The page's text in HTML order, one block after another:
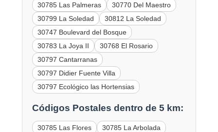
30785 Las Palmeras
30770 Del Maestro
30799 La Soledad
30812 La Soledad
30747 Boulevard del Bosque
30783 La Joya II
30768 El Rosario
30797 Cantarranas
30797 Didier Fuente Villa
30797 Ecológico las Hortensias
Códigos Postales dentro de 5 km:
30785 Las Flores
30785 La Arbolada